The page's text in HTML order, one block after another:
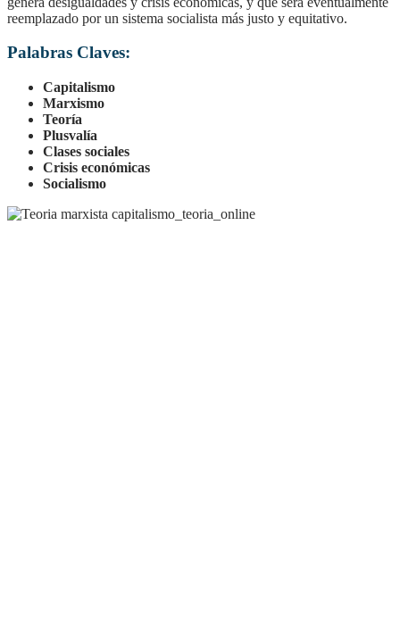
reemplazado por un sistema socialista más justo y equitativo.
Palabras Claves:
Capitalismo
Marxismo
Teoría
Plusvalía
Clases sociales
Crisis económicas
Socialismo